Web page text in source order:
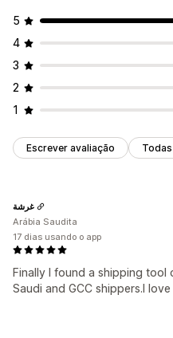
5
4
3
2
1
Escrever avaliação
Finally I found a shipping tool
Saudi and GCC shippers.I
غرشة
Arábia Saudita
17 dias usando o app